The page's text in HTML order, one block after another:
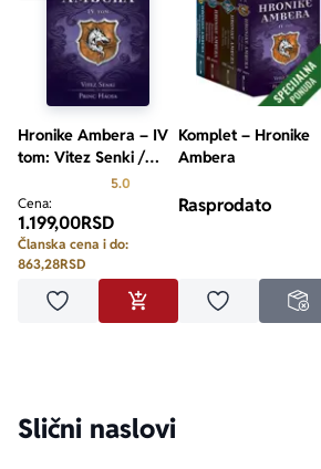
Hronike Ambera – IV
tom: Vitez Senki /
5.0
Cena:
1.199,00RSD
Članska cena i do:
863,28RSD
Dodaj u omiljeneDODAJ U KORPU
Komplet – Hronike
Ambera
Rasprodato
Dodaj u
Slični naslovi